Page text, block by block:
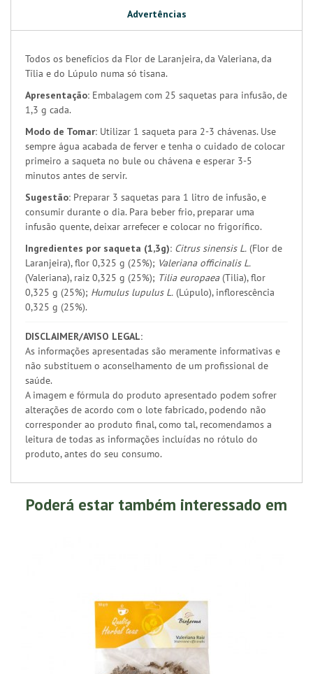
Advertências
Todos os benefícios da Flor de Laranjeira, da Valeriana, da
Tília e do Lúpulo numa só tisana.
Apresentação: Embalagem com 25 saquetas para infusão, de
1,3 g cada.
Modo de Tomar: Utilizar 1 saqueta para 2-3 chávenas. Use
sempre água acabada de ferver e tenha o cuidado de colocar
primeiro a saqueta no bule ou chávena e esperar 3-5
minutos antes de servir.
Sugestão: Preparar 3 saquetas para 1 litro de infusão, e
consumir durante o dia. Para beber frio, preparar uma
infusão quente, deixar arrefecer e colocar no frigorífico.
Ingredientes por saqueta (1,3g): Citrus sinensis L. (Flor de
Laranjeira), flor 0,325 g (25%); Valeriana officinalis L.
(Valeriana), raiz 0,325 g (25%); Tilia europaea(Tilia), flor
0,325 g (25%); Humulus lupulus L. (Lúpulo), inflorescência
0,325 g (25%).
DISCLAIMER/AVISO LEGAL:
As informações apresentadas são meramente informativas e
não substituem o aconselhamento de um profissional de
saúde.
A imagem e fórmula do produto apresentado podem sofrer
alterações de acordo com o lote fabricado, podendo não
corresponder ao produto final, como tal, recomendamos a
leitura de todas as informações incluídas no rótulo do
produto, antes do seu consumo.
Poderá estar também interessado em